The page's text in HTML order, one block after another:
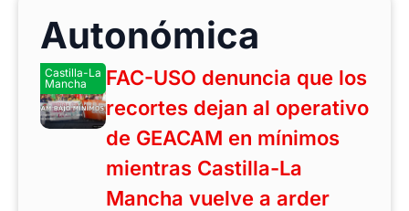
Autonómica
Castilla-La
Mancha
FAC-USO denuncia que los
recortes dejan al operativo
de GEACAM en mínimos
mientras Castilla-La
Mancha vuelve a arder